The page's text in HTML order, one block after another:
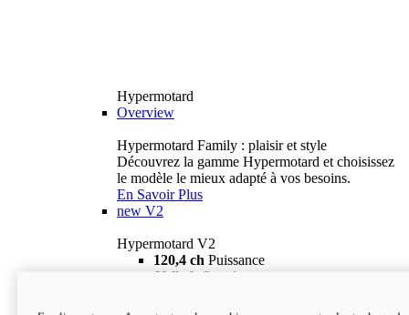
Hypermotard
Overview
Hypermotard Family : plaisir et style
Découvrez la gamme Hypermotard et choisissez
le modèle le mieux adapté à vos besoins.
En Savoir Plus
new V2
Hypermotard V2
120,4 ch Puissance
69 lb-ft
Couple
18 895 $